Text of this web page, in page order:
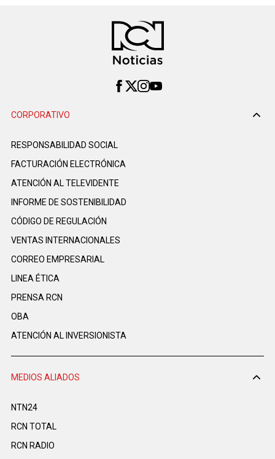
CORPORATIVO
RESPONSABILIDAD SOCIAL
FACTURACIÓN ELECTRÓNICA
ATENCIÓN AL TELEVIDENTE
INFORME DE SOSTENIBILIDAD
CÓDIGO DE REGULACIÓN
VENTAS INTERNACIONALES
CORREO EMPRESARIAL
LINEA ÉTICA
PRENSA RCN
OBA
ATENCIÓN AL INVERSIONISTA
MEDIOS ALIADOS
NTN24
RCN TOTAL
RCN RADIO